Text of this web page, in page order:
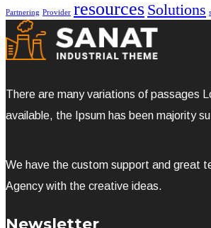
Partnering Provider resources Solutions
There are many variations of passages
available, the Ipsum has been majority
We have the custom support and great
Agency with the creative ideas.